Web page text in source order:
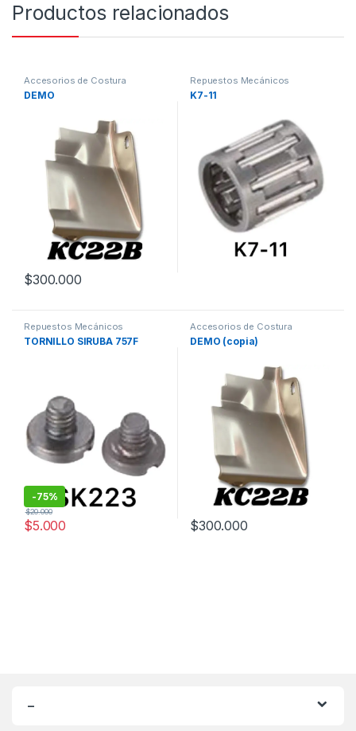
Productos relacionados
Accesorios de Costura
Maquinas de coser
DEMO
$300.000
Repuestos Mecánicos
K7-11
Repuestos Mecánicos
TORNILLO SIRUBA 757F
-75%
$5.000
$20.000
Accesorios de Costura
Maquinas de coser
DEMO (copia)
$300.000
–